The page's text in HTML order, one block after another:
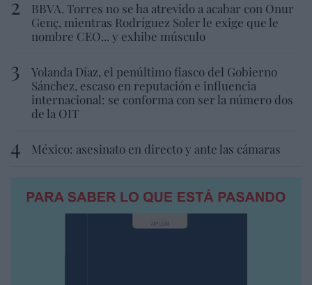
BBVA. Torres no se ha atrevido a acabar con Onur
Genç, mientras Rodríguez Soler le exige que le
nombre CEO... y exhibe músculo
Yolanda Díaz, el penúltimo fiasco del Gobierno
Sánchez, escaso en reputación e influencia
internacional: se conforma con ser la número dos
de la OIT
México: asesinato en directo y ante las cámaras